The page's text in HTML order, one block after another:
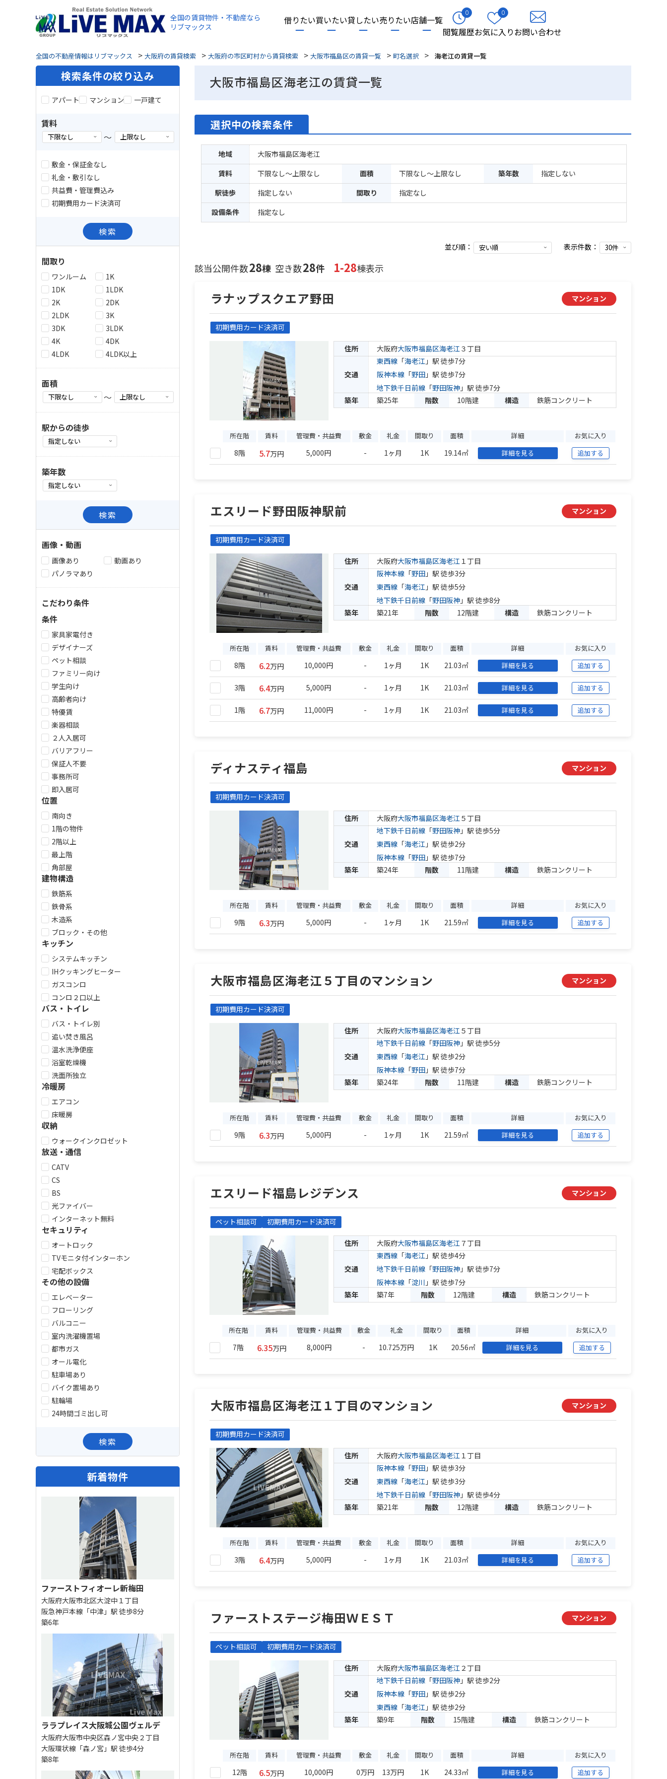
全国の賃貸物件・不動産なら
リブマックス
借りたい買いたい貸したい売りたい店舗一覧
0
閲覧履歴
0
お気に入りお問い合わせ
全国の不動産情報はリブマックス > 大阪府の賃貸検索 > 大阪府の市区町村から賃貸検索 > 大阪市福島区の賃貸一覧 > 町名選択 > 海老江の賃貸一覧
大阪市福島区海老江の賃貸一覧
選択中の検索条件
地域
大阪市福島区海老江
賃料
下限なし～上限なし 面積 下限なし～上限なし 築年数
指定しない
駅徒歩
指定しない 間取り
指定なし
設備条件
指定なし
並び順： 表示件数：
該当公開件数28棟 空き数28件 1-28棟表示
ラナップスクエア野田 マンション
初期費用カード決済可
住所 大阪府大阪市福島区海老江３丁目
交通
東西線 「海老江 」駅 徒歩7分
阪神本線 「野田 」駅 徒歩7分
地下鉄千日前線 「野田阪神 」駅 徒歩7分
築年
築25年 階数 10階建 構造 鉄筋コンクリート
所在階 賃料 管理費・共益費 敷金 礼金 間取り 面積 詳細 お気に入り
8階 5.7万円 5,000円 - 1ヶ月 1K 19.14㎡ 詳細を見る 追加する
エスリード野田阪神駅前 マンション
初期費用カード決済可
住所 大阪府大阪市福島区海老江１丁目
交通
阪神本線 「野田 」駅 徒歩3分
東西線 「海老江 」駅 徒歩5分
地下鉄千日前線 「野田阪神 」駅 徒歩8分
築年
築21年 階数 12階建 構造 鉄筋コンクリート
所在階 賃料 管理費・共益費 敷金 礼金 間取り 面積 詳細 お気に入り
8階 6.2万円 10,000円 - 1ヶ月 1K 21.03㎡ 詳細を見る 追加する
3階 6.4万円 5,000円 - 1ヶ月 1K 21.03㎡ 詳細を見る 追加する
1階 6.7万円 11,000円 - 1ヶ月 1K 21.03㎡ 詳細を見る 追加する
ディナスティ福島 マンション
初期費用カード決済可
住所 大阪府大阪市福島区海老江５丁目
交通
地下鉄千日前線 「野田阪神 」駅 徒歩5分
東西線 「海老江 」駅 徒歩2分
阪神本線 「野田 」駅 徒歩7分
築年
築24年 階数 11階建 構造 鉄筋コンクリート
所在階 賃料 管理費・共益費 敷金 礼金 間取り 面積 詳細 お気に入り
9階 6.3万円 5,000円 - 1ヶ月 1K 21.59㎡ 詳細を見る 追加する
大阪市福島区海老江５丁目のマンション マンション
初期費用カード決済可
住所 大阪府大阪市福島区海老江５丁目
交通
地下鉄千日前線 「野田阪神 」駅 徒歩5分
東西線 「海老江 」駅 徒歩2分
阪神本線 「野田 」駅 徒歩7分
築年
築24年 階数 11階建 構造 鉄筋コンクリート
所在階 賃料 管理費・共益費 敷金 礼金 間取り 面積 詳細 お気に入り
9階 6.3万円 5,000円 - 1ヶ月 1K 21.59㎡ 詳細を見る 追加する
エスリード福島レジデンス マンション
ペット相談可 初期費用カード決済可
住所 大阪府大阪市福島区海老江７丁目
交通
東西線 「海老江 」駅 徒歩4分
地下鉄千日前線 「野田阪神 」駅 徒歩7分
阪神本線 「淀川 」駅 徒歩7分
築年
築7年 階数 12階建 構造 鉄筋コンクリート
所在階 賃料 管理費・共益費 敷金 礼金 間取り 面積 詳細 お気に入り
7階 6.35万円 8,000円 - 10.725万円 1K 20.56㎡ 詳細を見る 追加する
大阪市福島区海老江１丁目のマンション マンション
初期費用カード決済可
住所 大阪府大阪市福島区海老江１丁目
交通
阪神本線 「野田 」駅 徒歩3分
東西線 「海老江 」駅 徒歩3分
地下鉄千日前線 「野田阪神 」駅 徒歩4分
築年
築21年 階数 12階建 構造 鉄筋コンクリート
所在階 賃料 管理費・共益費 敷金 礼金 間取り 面積 詳細 お気に入り
3階 6.4万円 5,000円 - 1ヶ月 1K 21.03㎡ 詳細を見る 追加する
ファーストステージ梅田ＷＥＳＴ マンション
ペット相談可 初期費用カード決済可
住所 大阪府大阪市福島区海老江２丁目
交通
地下鉄千日前線 「野田阪神 」駅 徒歩2分
阪神本線 「野田 」駅 徒歩2分
東西線 「海老江 」駅 徒歩2分
築年
築9年 階数 15階建 構造 鉄筋コンクリート
所在階 賃料 管理費・共益費 敷金 礼金 間取り 面積 詳細 お気に入り
12階 6.5万円 10,000円 0万円 13万円 1K 24.33㎡ 詳細を見る 追加する
検索条件の絞り込み
アパート マンション 一戸建て
賃料
～
敷金・保証金なし
礼金・敷引なし
共益費・管理費込み
初期費用カード決済可
検索
間取り
ワンルーム
1K
1DK
1LDK
2K
2DK
2LDK
3K
3DK
3LDK
4K
4DK
4LDK
4LDK以上
面積
～
駅からの徒歩
築年数
検索
画像・動画
画像あり
動画あり
パノラマあり
こだわり条件
条件
家具家電付き
デザイナーズ
ペット相談
ファミリー向け
学生向け
高齢者向け
特優賃
楽器相談
２人入居可
バリアフリー
保証人不要
事務所可
即入居可
位置
南向き
1階の物件
2階以上
最上階
角部屋
建物構造
鉄筋系
鉄骨系
木造系
ブロック・その他
キッチン
システムキッチン
IHクッキングヒーター
ガスコンロ
コンロ２口以上
バス・トイレ
バス・トイレ別
追い焚き風呂
温水洗浄便座
浴室乾燥機
洗面所独立
冷暖房
エアコン
床暖房
収納
ウォークインクロゼット
放送・通信
CATV
CS
BS
光ファイバー
インターネット無料
セキュリティ
オートロック
TVモニタ付インターホン
宅配ボックス
その他の設備
エレベーター
フローリング
バルコニー
室内洗濯機置場
都市ガス
オール電化
駐車場あり
バイク置場あり
駐輪場
24時間ゴミ出し可
検索
新着物件
ファーストフィオーレ新梅田
大阪府大阪市北区大淀中１丁目
阪急神戸本線「中津」駅 徒歩8分
築6年
ララプレイス大阪城公園ヴェルデ
大阪府大阪市中央区森ノ宮中央２丁目
大阪環状線「森ノ宮」駅 徒歩4分
築8年